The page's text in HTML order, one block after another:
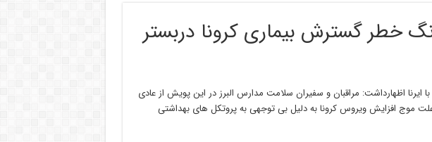
خطر گسترش بیماری کرونا دربستر
ایرنا اظهارداشت: مراقبان و سفیران سلامت مدارس البرز در این پویش از عادی
علت موج افزایش ویروس کرونا به دلیل بی توجهی به پروتکل های بهداشتی